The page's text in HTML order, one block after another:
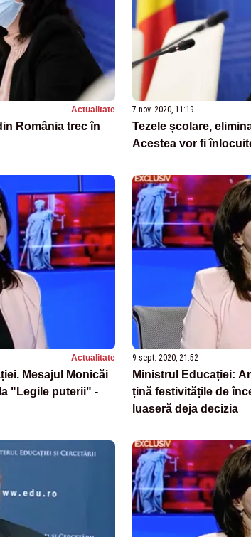
Actualitate
România trec în
7 nov. 2020, 11:19
Tezele școlare,
Acestea vor fi
Actualitate
Mesajul Monicăi
"Legile puterii" -
9 sept. 2020, 21:52
Ministrul Educației:
țină festivitățile de
luaseră deja decizia